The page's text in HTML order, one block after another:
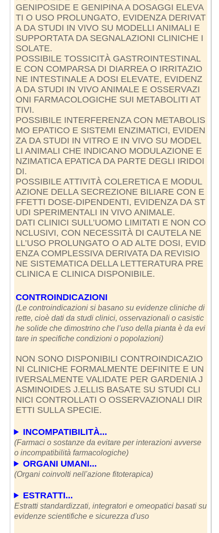
GENIPOSIDE E GENIPINA A DOSAGGI ELEVA
TI O USO PROLUNGATO, EVIDENZA DERIVAT
A DA STUDI IN VIVO SU MODELLI ANIMALI E
SUPPORTATA DA SEGNALAZIONI CLINICHE I
SOLATE.
POSSIBILE TOSSICITÀ GASTROINTESTINAL
E CON COMPARSA DI DIARREA O IRRITAZIO
NE INTESTINALE A DOSI ELEVATE, EVIDENZ
A DA STUDI IN VIVO ANIMALE E OSSERVAZI
ONI FARMACOLOGICHE SUI METABOLITI AT
TIVI.
POSSIBILE INTERFERENZA CON METABOLIS
MO EPATICO E SISTEMI ENZIMATICI, EVIDEN
ZA DA STUDI IN VITRO E IN VIVO SU MODEL
LI ANIMALI CHE INDICANO MODULAZIONE E
NZIMATICA EPATICA DA PARTE DEGLI IRIDOI
DI.
POSSIBILE ATTIVITÀ COLERETICA E MODUL
AZIONE DELLA SECREZIONE BILIARE CON E
FFETTI DOSE-DIPENDENTI, EVIDENZA DA ST
UDI SPERIMENTALI IN VIVO ANIMALE.
DATI CLINICI SULL’UOMO LIMITATI E NON CO
NCLUSIVI, CON NECESSITÀ DI CAUTELA NE
LL’USO PROLUNGATO O AD ALTE DOSI, EVID
ENZA COMPLESSIVA DERIVATA DA REVISIO
NE SISTEMATICA DELLA LETTERATURA PRE
CLINICA E CLINICA DISPONIBILE.
CONTROINDICAZIONI
(Le controindicazioni si basano su evidenze cliniche di
rette, cioè dati da studi clinici, osservazionali o casistic
he solide che dimostrino che l’uso della pianta è da evi
tare in specifiche condizioni o popolazioni)
NON SONO DISPONIBILI CONTROINDICAZIO
NI CLINICHE FORMALMENTE DEFINITE E UN
IVERSALMENTE VALIDATE PER GARDENIA J
ASMINOIDES J.ELLIS BASATE SU STUDI CLI
NICI CONTROLLATI O OSSERVAZIONALI DIR
ETTI SULLA SPECIE.
INCOMPATIBILITÀ...
(Farmaci o sostanze da evitare per interazioni avverse
o incompatibilità farmacologiche)
ORGANI UMANI...
(Organi coinvolti nell'azione fitoterapica)
ESTRATTI...
Estratti standardizzati, integratori e omeopatici basati su
evidenze scientifiche e sicurezza d'uso